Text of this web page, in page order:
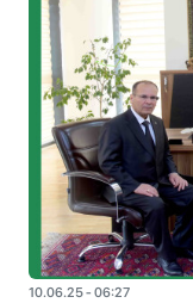
10.06.25 - 06:27